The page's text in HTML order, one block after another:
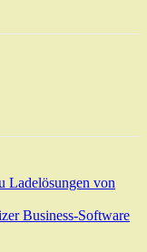
Ladelösungen von
Business-Software